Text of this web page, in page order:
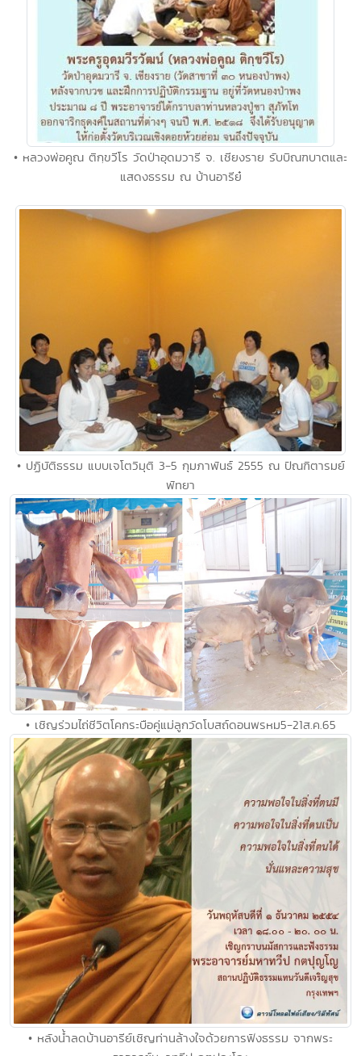
• หลวงพ่อคูณ ติกฺขวีโร วัดป่าอุดมวารี จ. เชียงราย รับบิณฑบาตและ
แสดงธรรม ณ บ้านอารีย๋
• ปฏิบัติธรรม แบบเจโตวิมุติ 3-5 กุมภาพันธ์ 2555 ณ ปัณฑิตารมย์
พัทยา
• เชิญร่วมไถ่ชีวิตโคกระบือคู่แม่ลูกวัดโบสถ์ดอนพรหม5-21ส.ค.65
• หลังน้ำลดบ้านอารีย์เชิญท่านล้างใจด้วยการฟังธรรม จากพระ